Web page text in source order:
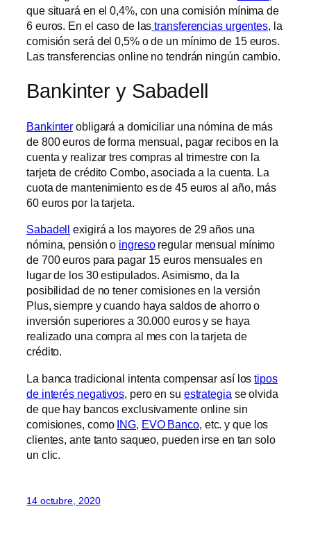
que situará en el 0,4%, con una comisión mínima de
6 euros. En el caso de las transferencias urgentes, la
comisión será del 0,5% o de un mínimo de 15 euros.
Las transferencias online no tendrán ningún cambio.
Bankinter y Sabadell
Bankinter obligará a domiciliar una nómina de más
de 800 euros de forma mensual, pagar recibos en la
cuenta y realizar tres compras al trimestre con la
tarjeta de crédito Combo, asociada a la cuenta. La
cuota de mantenimiento es de 45 euros al año, más
60 euros por la tarjeta.
Sabadell
exigirá a los mayores de 29 años una
nómina, pensión o ingresoregular mensual mínimo
de 700 euros para pagar 15 euros mensuales en
lugar de los 30 estipulados. Asimismo, da la
posibilidad de no tener comisiones en la versión
Plus, siempre y cuando haya saldos de ahorro o
inversión superiores a 30.000 euros y se haya
realizado una compra al mes con la tarjeta de
crédito.
La banca tradicional intenta compensar así lostipos
de interés negativos, pero en su estrategia se olvida
de que hay bancos exclusivamente online sin
comisiones, como ING, EVO Banco, etc. y que los
clientes, ante tanto saqueo, pueden irse en tan solo
un clic.
14 octubre, 2020